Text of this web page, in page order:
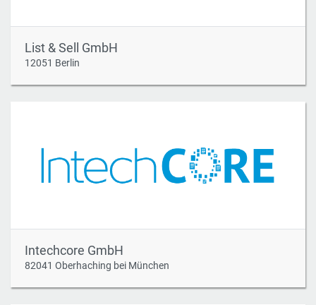
List & Sell GmbH
12051 Berlin
Intechcore GmbH
82041 Oberhaching bei München